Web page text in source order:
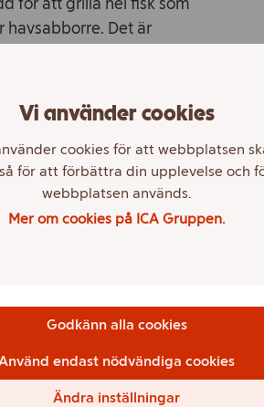
havsabborre. Det är
blir krispigt och värmen
resultat i
som de vill.
vill bli bättre på att laga är
vilket 45 procent
Vi använder cookies
cookies för att webbplatsen
för att förbättra din upplevelse och
webbplatsen används.
Mer om cookies på ICA Gruppen.
Godkänn alla cookies
endast nödvändiga cookies
Ändra inställningar